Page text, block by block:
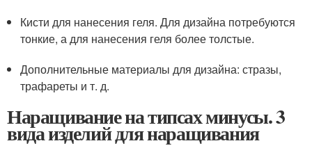
Кисти для нанесения геля. Для дизайна потребуются
тонкие, а для нанесения геля более толстые.
Дополнительные материалы для дизайна: стразы,
трафареты и т. д.
Наращивание на типсах минусы. 3
вида изделий для наращивания